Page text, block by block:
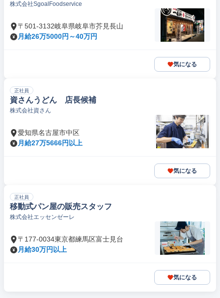
株式会社SgoalFoodservice
〒501-3132岐阜県岐阜市芥見長山
月給26万5000円～40万円
気になる
正社員
資さんうどん 店長候補
株式会社資さん
愛知県名古屋市中区
月給27万5666円以上
気になる
正社員
移動式パン屋の販売スタッフ
株式会社エッセンゼーレ
〒177-0034東京都練馬区富士見台
月給30万円以上
気になる